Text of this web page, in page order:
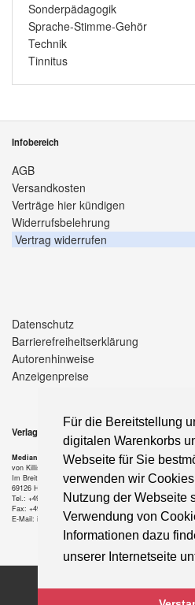
Für die Bereitstellung
digitalen Warenkorbs
Webseite für Sie
verwenden wir
Nutzung der Webseite
Verwendung von
Informationen dazu
unserer Internetseite
Sonderpädagogik
Sprache-Stimme-Gehör
Technik
Tinnitus
Infobereich
AGB
Versandkosten
Verträge hier kündigen
Widerrufsbelehrung
Vertrag widerrufen
Datenschutz
Barrierefreiheitserklärung
Autorenhinweise
Anzeigenpreise
Verlag
Median-Verlag
von Killisch-Horn GmbH
Im Breitspiel 11 a
69126 Heidelberg
Tel.: +49-6221-90 509-0
Fax: +49-6221-90 509-20
E-Mail: info@median-verlag.de